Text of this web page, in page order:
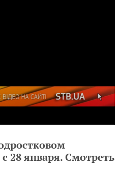
28 января. Смотреть